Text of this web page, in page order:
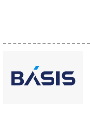
Проекты
Тестовый стенд
Каталог компаний